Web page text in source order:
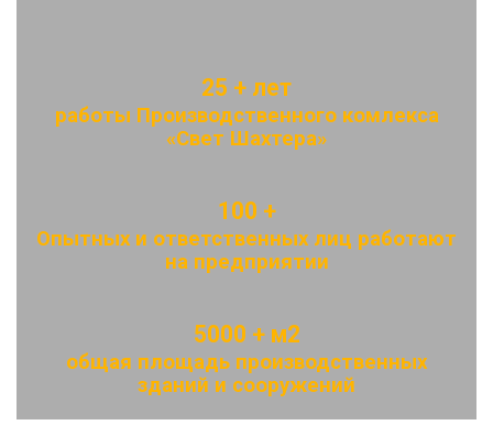
25 + лет
работы Производственного комлекса
«Свет Шахтера»
100 +
Опытных и ответственных лиц работают
на предприятии
5000 + м2
общая площадь производственных
зданий и сооружений